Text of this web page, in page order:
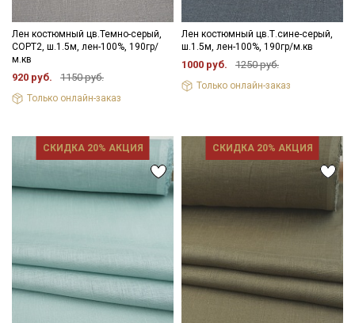
Лен костюмный цв.Темно-серый,
СОРТ2, ш.1.5м, лен-100%, 190гр/
м.кв
920 руб. 1150 руб.
Только онлайн-заказ
Лен костюмный цв.Т.сине-серый,
ш.1.5м, лен-100%, 190гр/м.кв
1000 руб. 1250 руб.
Только онлайн-заказ
СКИДКА 20% АКЦИЯ СКИДКА 20% АКЦИЯ